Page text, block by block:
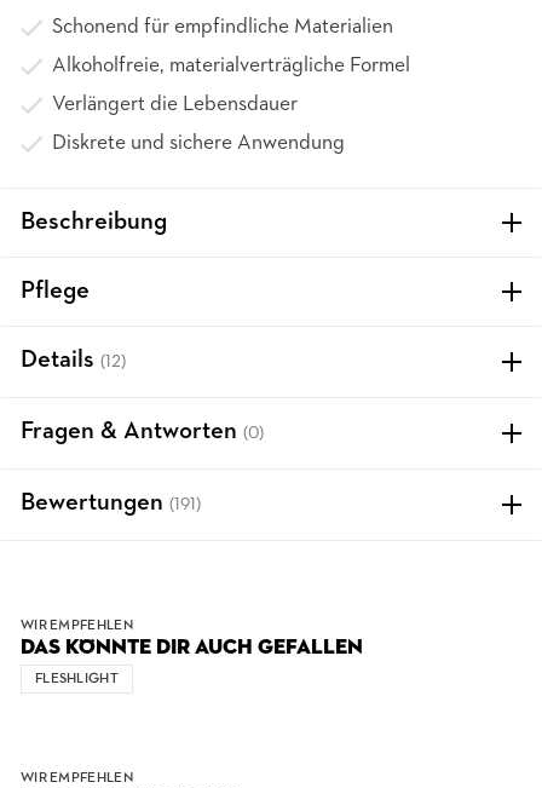
Schonend für empfindliche Materialien
Alkoholfreie, materialverträgliche Formel
Verlängert die Lebensdauer
Diskrete und sichere Anwendung
Beschreibung
Pflege
Details (12)
Fragen & Antworten (0)
Bewertungen (191)
WIR EMPFEHLEN
DAS KÖNNTE DIR AUCH GEFALLEN
FLESHLIGHT
WIR EMPFEHLEN